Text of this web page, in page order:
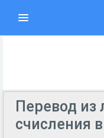
Перевод
счисления